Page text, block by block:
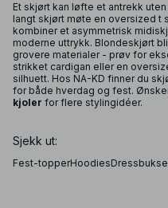
Et skjørt kan løfte et antrekk
langt skjørt møte en oversized t
kombiner et asymmetrisk
moderne uttrykk. Blondeskjørt
grovere materialer - prøv for
strikket cardigan eller en
silhuett. Hos NA-KD finner du
for både hverdag og fest.
kjoler for flere stylingidéer.
Sjekk ut:
Fest-topperHoodies